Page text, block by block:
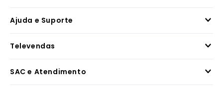
Ajuda e Suporte
Televendas
SAC e Atendimento